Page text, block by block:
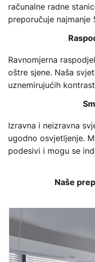
računalne radne
preporučuje
Ravnomjerna
oštre sjene. Naša
uznemirujućih
Izravna i neizravna
ugodno osvjetljenje.
podesivi i mogu se
Naše